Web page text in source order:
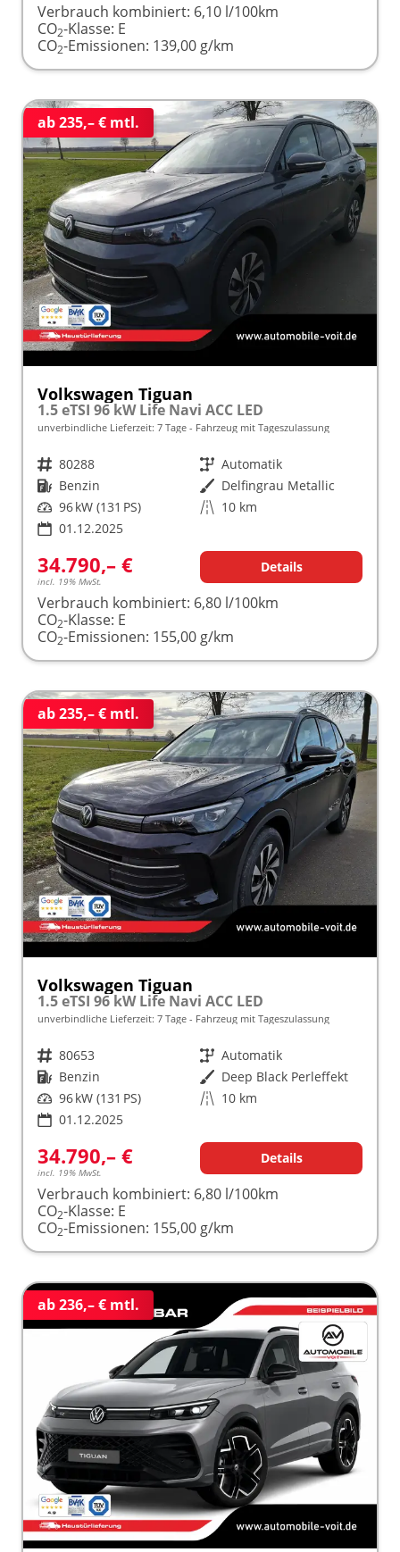
Verbrauch kombiniert: 6,10 l/100km
CO2-Klasse: E
CO2-Emissionen: 139,00 g/km
ab 235,– € mtl.
Volkswagen Tiguan
1.5 eTSI 96 kW Life Navi ACC LED
unverbindliche Lieferzeit: 7 Tage Fahrzeug mit Tageszulassung
Fahrzeugnr. 80288 Getriebe Automatik
Kraftstoff Benzin Außenfarbe Delfingrau Metallic
Leistung 96 kW (131 PS) Kilometerstand 10 km
01.12.2025
34.790,– €
incl. 19% MwSt.
Details
Verbrauch kombiniert: 6,80 l/100km
CO2-Klasse: E
CO2-Emissionen: 155,00 g/km
ab 235,– € mtl.
Volkswagen Tiguan
1.5 eTSI 96 kW Life Navi ACC LED
unverbindliche Lieferzeit: 7 Tage Fahrzeug mit Tageszulassung
Fahrzeugnr. 80653 Getriebe Automatik
Kraftstoff Benzin Außenfarbe Deep Black Perleffekt
Leistung 96 kW (131 PS) Kilometerstand 10 km
01.12.2025
34.790,– €
incl. 19% MwSt.
Details
Verbrauch kombiniert: 6,80 l/100km
CO2-Klasse: E
CO2-Emissionen: 155,00 g/km
ab 236,– € mtl.